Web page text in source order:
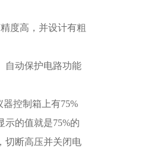
度高，并设计有粗
自动保护电路功能
控制箱上有75%
示的值就是75%的
切断高压并关闭电